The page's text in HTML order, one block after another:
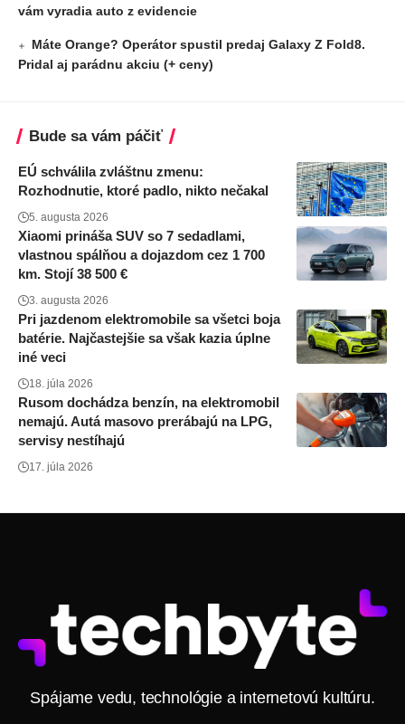
vám vyradia auto z evidencie
Máte Orange? Operátor spustil predaj Galaxy Z Fold8.
Pridal aj parádnu akciu (+ ceny)
Bude sa vám páčiť
EÚ schválila zvláštnu zmenu:
Rozhodnutie, ktoré padlo, nikto nečakal
5. augusta 2026
Xiaomi prináša SUV so 7 sedadlami,
vlastnou spálňou a dojazdom cez 1 700
km. Stojí 38 500 €
3. augusta 2026
Pri jazdenom elektromobile sa všetci boja
batérie. Najčastejšie sa však kazia úplne
iné veci
18. júla 2026
Rusom dochádza benzín, na elektromobil
nemajú. Autá masovo prerábajú na LPG,
servisy nestíhajú
17. júla 2026
Spájame vedu, technológie a internetovú kultúru.